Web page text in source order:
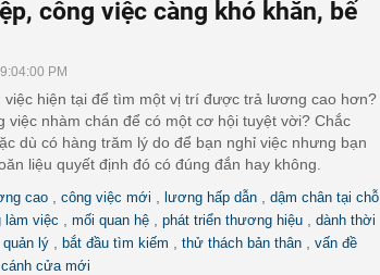
công việc càng khó khăn, bế
PM
việc hiện tại để tìm một vị trí được trả lương cao hơn?
việc nhàm chán để có một cơ hội tuyệt vời? Chắc
dù có hàng trăm lý do để bạn nghỉ việc nhưng bạn
liệu quyết định đó có đúng đắn hay không.
cao công việc mới lương hấp dẫn dậm chân tại chỗ
làm việc mối quan hệ phát triển thương hiệu
dành thời
lý bắt đầu tìm kiếm thử thách bản thân
vấn đề
cánh cửa mới